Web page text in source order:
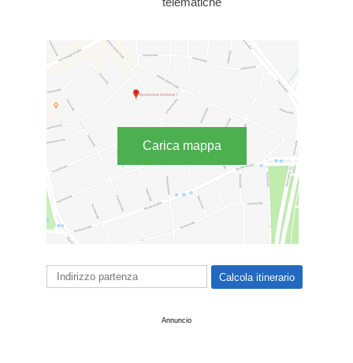
Carica mappa
Annuncio